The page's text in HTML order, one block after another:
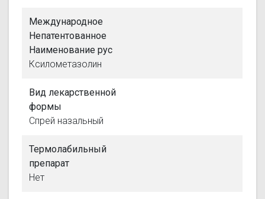
Международное
Непатентованное
Наименование рус
Ксилометазолин
Вид лекарственной
формы
Спрей назальный
Термолабильный
препарат
Нет